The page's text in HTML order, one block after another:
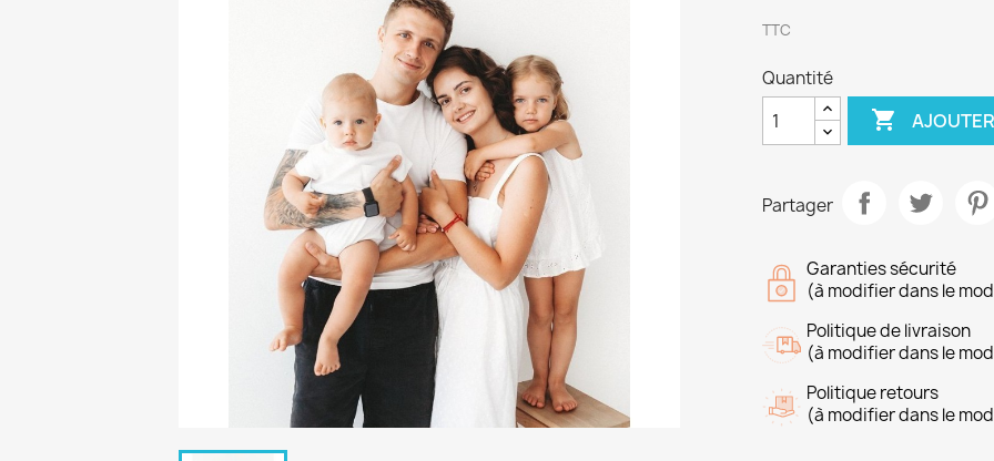
TTC
Quantité

Partager
Garanties sécurité
(à modifier dans le
Politique de livraison
(à modifier dans le
Politique retours
(à modifier dans le